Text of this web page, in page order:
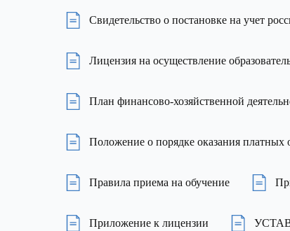
Свидетельство о постановке на учет
Лицензия на осуществление
План финансово-хозяйственной
Положение о порядке оказания платных
Правила приема на обучение
Приложение к лицензии